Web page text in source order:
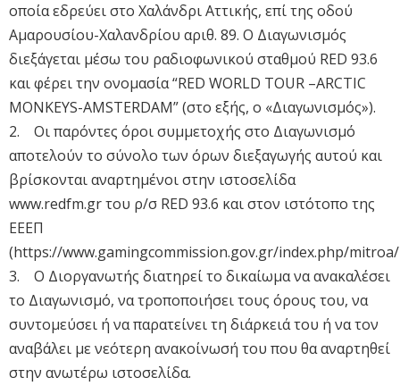
οποία εδρεύει στο Χαλάνδρι Αττικής, επί της οδού
Αμαρουσίου-Χαλανδρίου αριθ. 89. Ο Διαγωνισμός
διεξάγεται μέσω του ραδιοφωνικού σταθμού RED 93.6
και φέρει την ονομασία “RED WORLD TOUR –ARCTIC
MONKEYS-AMSTERDAM” (στο εξής, ο «Διαγωνισμός»).
2. Οι παρόντες όροι συμμετοχής στο Διαγωνισμό
αποτελούν το σύνολο των όρων διεξαγωγής αυτού και
βρίσκονται αναρτημένοι στην ιστοσελίδα
www.redfm.gr του ρ/σ RED 93.6 και στον ιστότοπο της
ΕΕΕΠ
(https://www.gamingcommission.gov.gr/index.php/
3. Ο Διοργανωτής διατηρεί το δικαίωμα να ανακαλέσει
το Διαγωνισμό, να τροποποιήσει τους όρους του, να
συντομεύσει ή να παρατείνει τη διάρκειά του ή να τον
αναβάλει με νεότερη ανακοίνωσή του που θα αναρτηθεί
στην ανωτέρω ιστοσελίδα.